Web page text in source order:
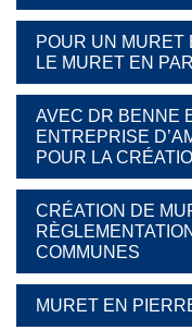
POUR UN MURET
LE MURET EN
AVEC DR BENNE
ENTREPRISE
POUR LA
CRÉATION DE
COMMUNES
MURET EN